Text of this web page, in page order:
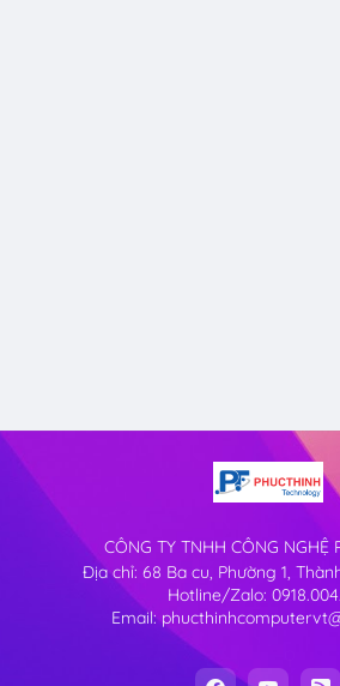
CÔNG TY TNHH CÔNG NGHỆ
Địa chỉ: 68 Ba cu, Phường 1,
Hotline/Zalo:
Email: